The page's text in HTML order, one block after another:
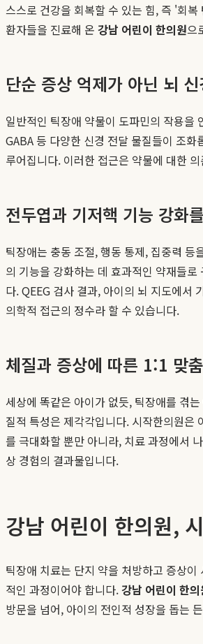
스스로 건강을 회복할 수 있는 힘, 즉 '회
환자들을 진료해 온 강남 어린이 한의원으
단순 증상 억제가 아닌 뇌
일반적인 틱장애 약물이 도파민의 작용
GABA 등 다양한 신경 전달 물질들이 조
루어집니다. 이러한 접근은 약물에 대한
전두엽과 기저핵 기능 강화
틱장애는 충동 조절, 행동 통제, 집중력
의 기능을 강화하는 데 효과적인 약재들
다. QEEG 검사 결과, 아이의 뇌 지도에서
의학적 접근의 정수라 할 수 있습니다.
체질과 증상에 따른 1:1 맞
세상에 똑같은 아이가 없듯, 틱장애를 겪
질적 특성은 제각각입니다. 시작한의원은
를 극대화할 뿐만 아니라, 치료 과정에서
상 경험의 결과물입니다.
강남 어린이 한의원,
틱장애 치료는 단지 약을 처방하고 증상
적인 과정이어야 합니다. 강남 어린이 한의
방문을 넘어, 아이의 전인적 성장을 돕는